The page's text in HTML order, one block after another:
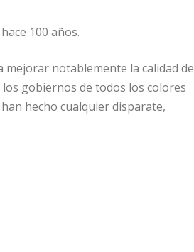
100 años.
notablemente la calidad de
gobiernos de todos los colores
hecho cualquier disparate,